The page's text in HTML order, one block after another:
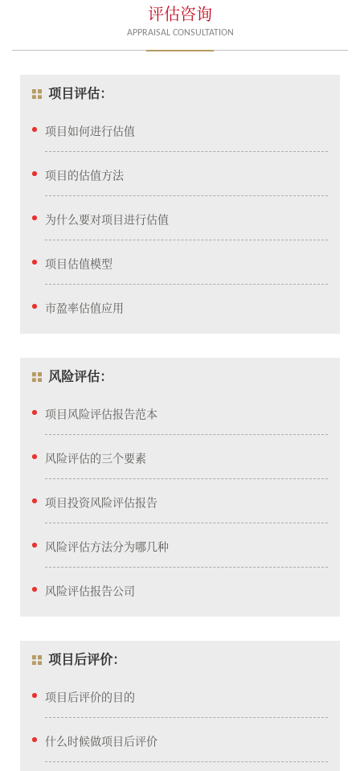
评估咨询
APPRAISAL CONSULTATION
项目评估：
项目如何进行估值
项目的估值方法
为什么要对项目进行估值
项目估值模型
市盈率估值应用
风险评估：
项目风险评估报告范本
风险评估的三个要素
项目投资风险评估报告
风险评估方法分为哪几种
风险评估报告公司
项目后评价：
项目后评价的目的
什么时候做项目后评价